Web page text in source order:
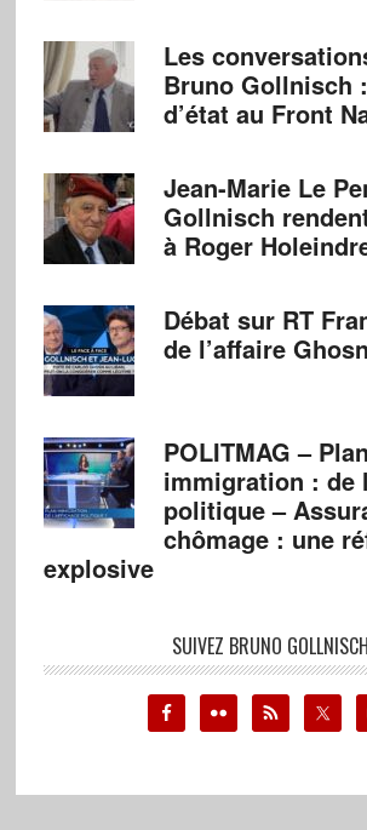
Les
Bruno Gollnisch
d’état au Front
Jean-Marie Le
Gollnisch
à Roger
Débat sur RT
de l’affaire Ghosn
POLITMAG – Plan
immigration : de
politique –
chômage : une
explosive
SUIVEZ BRUNO GOLLNISCH